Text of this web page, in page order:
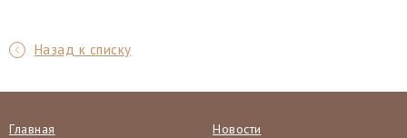
Назад к списку
Главная
Новости